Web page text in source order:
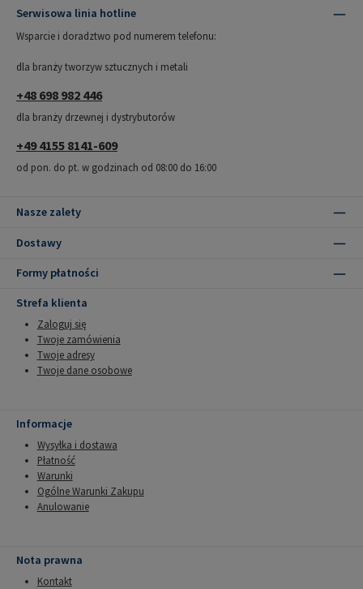
Serwisowa linia hotline
Wsparcie i doradztwo pod numerem telefonu:
dla branży tworzyw sztucznych i metali
+48 698 982 446
dla branży drzewnej i dystrybutorów
+49 4155 8141-609
od pon. do pt. w godzinach od 08:00 do 16:00
Nasze zalety
Dostawy
Formy płatności
Strefa klienta
Zaloguj się
Twoje zamówienia
Twoje adresy
Twoje dane osobowe
Informacje
Wysyłka i dostawa
Płatność
Warunki
Ogólne Warunki Zakupu
Anulowanie
Nota prawna
Kontakt